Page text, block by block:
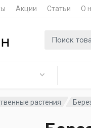
Акции Статьи О
Поиск для
растения